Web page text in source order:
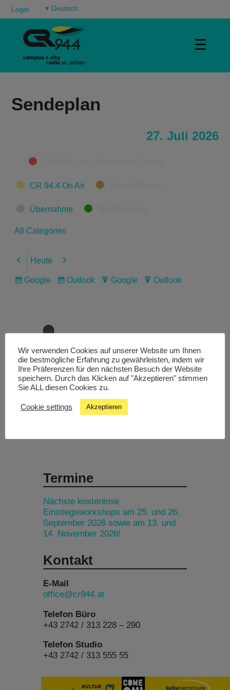
Login ▾
☰
Sendeplan
27. Juli 2026
Categories
CR 94.4 On Air
Übernahme
All Categories
Previous
Heute Next
Subscribe
Google
Subscribe
Outlook
Export
Google
Export
Outlook
Livestream
Studiochat
Termine
Nächste kostenlose
Einstiegsworkshops am 25. und 26.
September 2026 sowie am 13. und
14. November 2026!
Kontakt
E-Mail
office@cr944.at
Telefon Büro
+43 2742 / 313 228 – 290
Telefon Studio
+43 2742 / 313 555 55
Wir verwenden Cookies auf unserer Website um Ihnen
die bestmögliche Erfahrung zu gewährleisten, indem wir
Ihre Präferenzen für den nächsten Besuch der Website
speichern. Durch das Klicken auf "Akzeptieren" stimmen
Sie ALL diesen Cookies zu.
Cookie settings Akzeptieren